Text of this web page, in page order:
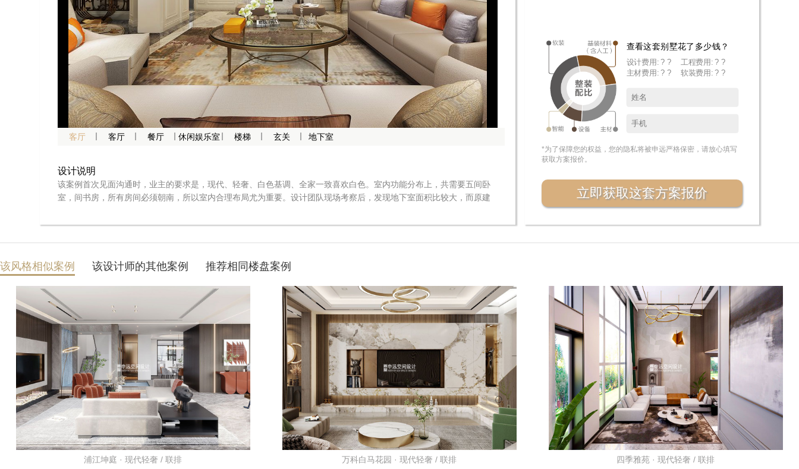
设计说明
该案例首次见面沟通时，业主的要求是，现代、轻奢、白色基调、全家一致喜欢白色。室内功能分布上，共需要五间卧
室，间书房，所有房间必须朝南，所以室内合理布局尤为重要。设计团队现场考察后，发现地下室面积比较大，而原建
规划，动线，采光增加及利用、都非常成功切合理。风格上以白色为基调的现代轻奢，通过局部材质和软装色彩的点
设计说明
该案例首次见面沟通时，业主的要求是，现代、轻奢、白色基调、全家一致喜欢白色。室内功能分布上，共需要五间卧
室，间书房，所有房间必须朝南，所以室内合理布局尤为重要。设计团队现场考察后，发现地下室面积比较大，而原建
规划，动线，采光增加及利用、都非常成功切合理。风格上以白色为基调的现代轻奢，通过局部材质和软装色彩的点
客厅 客厅 餐厅 休闲娱乐室 楼梯 玄关 地下室
查看这套别墅花了多少钱？
设计费用: ? ?
工程费用: ? ?
主材费用: ? ?
软装费用: ? ?
*为了保障您的权益，您的隐私将被申远严格保密，请放心填写
获取方案报价。
立即获取这套方案报价
该风格相似案例 该设计师的其他案例 推荐相同楼盘案例
浦江坤庭 · 现代轻奢 / 联排 万科白马花园 · 现代轻奢 / 联排 四季雅苑 · 现代轻奢 / 联排